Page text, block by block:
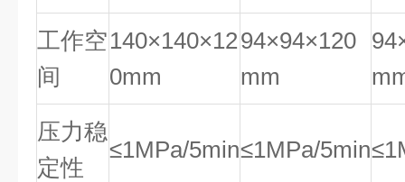
工作空
间
140×140×12
0mm
94×94×120
mm
压力稳
定性
≤1MPa/5min≤1MPa/5min